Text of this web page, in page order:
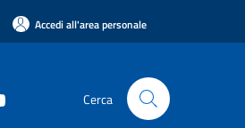
Accedi all'area personale
Cerca